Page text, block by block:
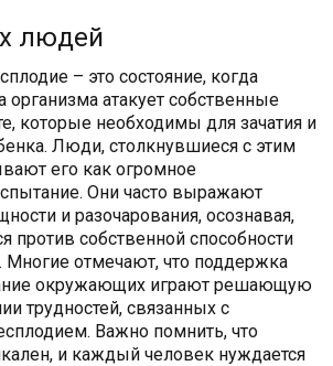
людей
– это состояние, когда
организма атакует собственные
которые необходимы для зачатия и
Люди, столкнувшиеся с этим
его как огромное
Они часто выражают
и разочарования, осознавая,
против собственной способности
Многие отмечают, что поддержка
окружающих играют решающую
трудностей, связанных с
Важно помнить, что
и каждый человек нуждается